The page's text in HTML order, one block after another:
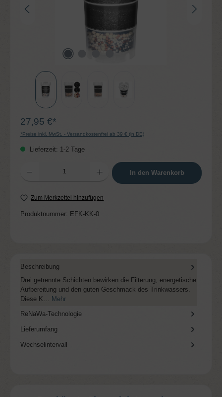
27,95 €*
*Preise inkl. MwSt. - Versandkostenfrei ab 39 € (in DE)
Lieferzeit: 1-2 Tage
Produkt Anzahl: Gib den gewünschten Wert ein oder benutze die Schaltflächen um
In den Warenkorb
Zum Merkzettel hinzufügen
Produktnummer: EFK-KK-0
Beschreibung
Drei getrennte Schichten bewirken die Filterung, energetische
Aufbereitung und den guten Geschmack des Trinkwassers.
Diese K…
Mehr
ReNaWa-Technologie
Lieferumfang
Wechselintervall